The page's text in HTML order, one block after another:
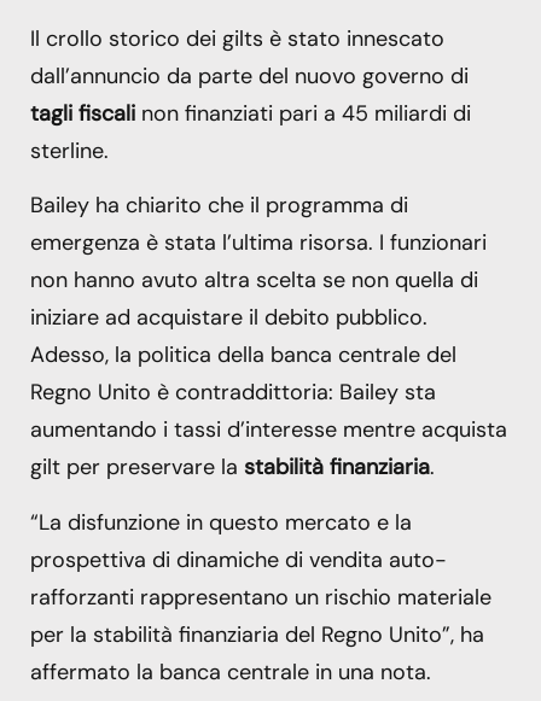
Il crollo storico dei gilts è stato innescato
dall’annuncio da parte del nuovo governo di
tagli fiscali non finanziati pari a 45 miliardi di
sterline.
Bailey ha chiarito che il programma di
emergenza è stata l’ultima risorsa. I funzionari
non hanno avuto altra scelta se non quella di
iniziare ad acquistare il debito pubblico.
Adesso, la politica della banca centrale del
Regno Unito è contraddittoria: Bailey sta
aumentando i tassi d’interesse mentre acquista
gilt per preservare la stabilità finanziaria.
“La disfunzione in questo mercato e la
prospettiva di dinamiche di vendita auto-
rafforzanti rappresentano un rischio materiale
per la stabilità finanziaria del Regno Unito”, ha
affermato la banca centrale in una nota.